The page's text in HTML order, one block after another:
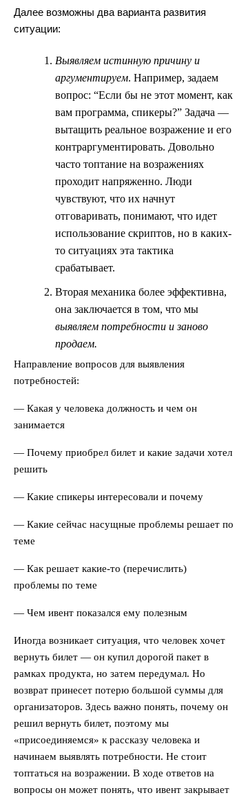
Далее возможны два варианта развития
ситуации:
Выявляем истинную причину и
аргументируем. Например, задаем
вопрос: “Если бы не этот момент, как
вам программа, спикеры?” Задача —
вытащить реальное возражение и его
контраргументировать. Довольно
часто топтание на возражениях
проходит напряженно. Люди
чувствуют, что их начнут
отговаривать, понимают, что идет
использование скриптов, но в каких-
то ситуациях эта тактика
срабатывает.
Вторая механика более эффективна,
она заключается в том, что мы
выявляем потребности и заново
продаем.
Направление вопросов для выявления
потребностей:
— Какая у человека должность и чем он
занимается
— Почему приобрел билет и какие задачи хотел
решить
— Какие спикеры интересовали и почему
— Какие сейчас насущные проблемы решает по
теме
— Как решает какие-то (перечислить)
проблемы по теме
— Чем ивент показался ему полезным
Иногда возникает ситуация, что человек хочет
вернуть билет — он купил дорогой пакет в
рамках продукта, но затем передумал. Но
возврат принесет потерю большой суммы для
организаторов. Здесь важно понять, почему он
решил вернуть билет, поэтому мы
«присоединяемся» к рассказу человека и
начинаем выявлять потребности. Не стоит
топтаться на возражении. В ходе ответов на
вопросы он может понять, что ивент закрывает